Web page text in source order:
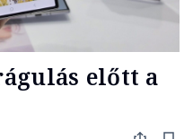
előtt a